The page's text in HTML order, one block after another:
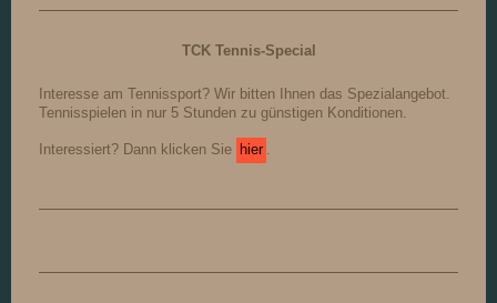
TCK Tennis-Special
Interesse am Tennissport? Wir bitten Ihnen das Spezialangebot.
Tennisspielen in nur 5 Stunden zu günstigen Konditionen.
Interessiert? Dann klicken Sie hier .